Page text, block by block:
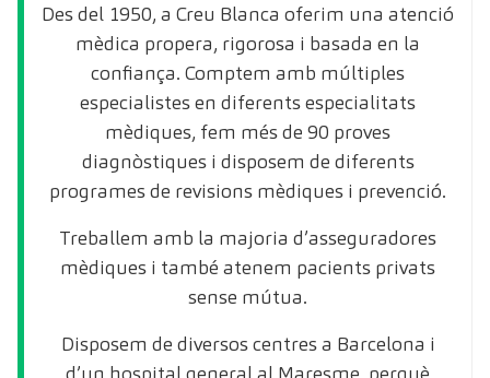
Des del 1950, a Creu Blanca oferim una atenció
mèdica propera, rigorosa i basada en la
confiança. Comptem amb múltiples
especialistes en diferents especialitats
mèdiques, fem més de 90 proves
diagnòstiques i disposem de diferents
programes de revisions mèdiques i prevenció.
Treballem amb la majoria d’asseguradores
mèdiques i també atenem pacients privats
sense mútua.
Disposem de diversos centres a Barcelona i